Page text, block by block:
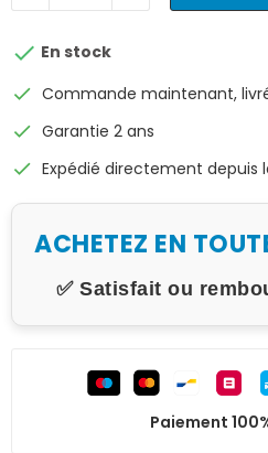
 En stock
check Commande maintenant,
check Garantie 2 ans
check Expédié directement depuis
ACHETEZ EN
✅ Satisfait ou
Paiement